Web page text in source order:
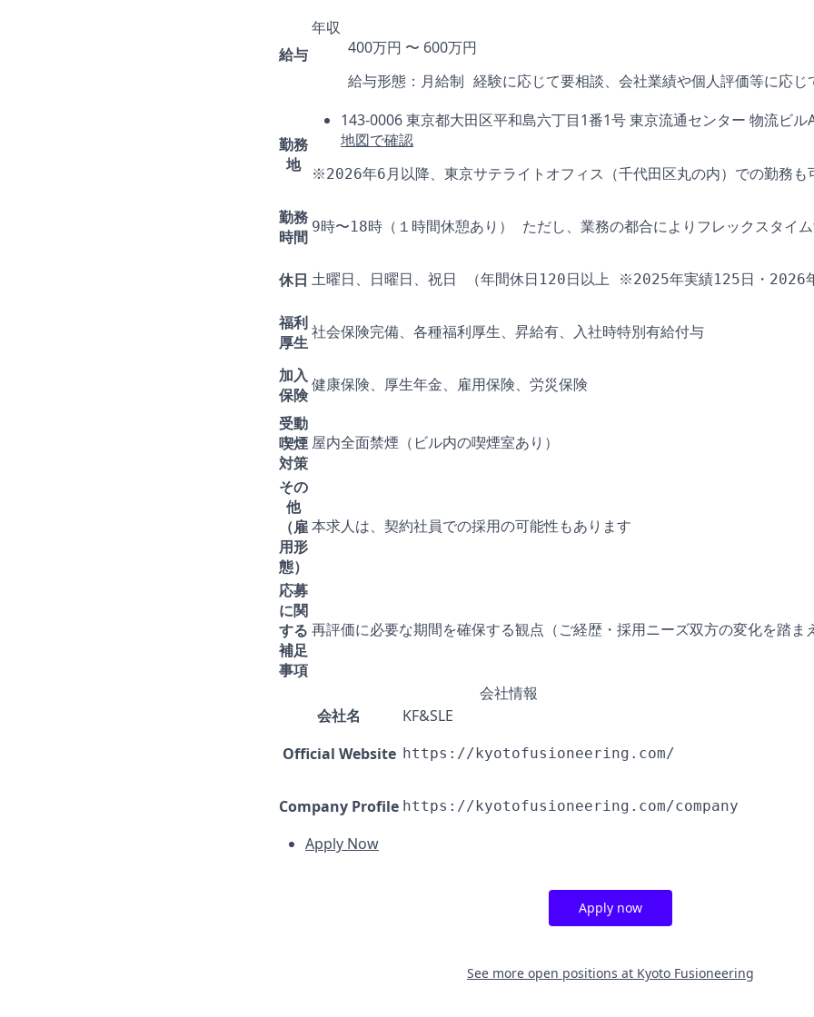
給与
年収
400万円 〜 600万円
給与形態：月給制 経験に応じて要相談、会社業績や個人評価等に応じ
勤務
地
143-0006 東京都大田区平和島六丁目1番1号 東京流通センター 物流ビル
地図で確認
※2026年6月以降、東京サテライトオフィス（千代田区丸の内）での勤務
勤務
時間
9時〜18時（１時間休憩あり） ただし、業務の都合によりフレックスタイ
休日 土曜日、日曜日、祝日 （年間休日120日以上 ※2025年実績125日・2026
福利
厚生
社会保険完備、各種福利厚生、昇給有、入社時特別有給付与
加入
保険
健康保険、厚生年金、雇用保険、労災保険
受動
喫煙
対策
屋内全面禁煙（ビル内の喫煙室あり）
その
他
（雇
用形
態）
本求人は、契約社員での採用の可能性もあります
応募
に関
する
補足
事項
再評価に必要な期間を確保する観点（ご経歴・採用ニーズ双方の変化を踏
会社情報
会社名
KF&SLE
Official Website https://kyotofusioneering.com/
Company Profile https://kyotofusioneering.com/company
Apply Now
Apply now
See more open positions at Kyoto Fusioneering